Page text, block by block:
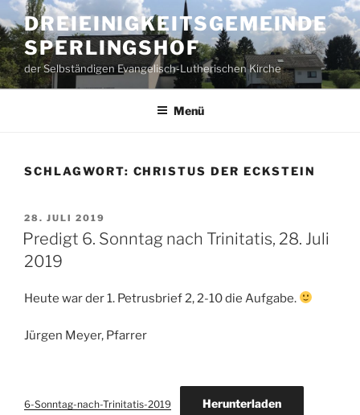
Zum
Inhalt
springen
DREIEINIGKEITSGEMEINDE
SPERLINGSHOF
der Selbständigen Evangelisch-Lutherischen Kirche
Menü
SCHLAGWORT: CHRISTUS DER ECKSTEIN
VERÖFFENTLICHT
AM
28. JULI 2019
Predigt 6. Sonntag nach Trinitatis, 28. Juli
2019
Heute war der 1. Petrusbrief 2, 2-10 die Aufgabe.
Jürgen Meyer, Pfarrer
6-Sonntag-nach-Trinitatis-2019 Herunterladen